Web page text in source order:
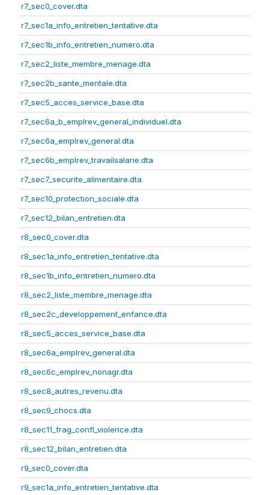
r7_sec0_cover.dta
r7_sec1a_info_entretien_tentative.dta
r7_sec1b_info_entretien_numero.dta
r7_sec2_liste_membre_menage.dta
r7_sec2b_sante_mentale.dta
r7_sec5_acces_service_base.dta
r7_sec6a_b_emplrev_general_individuel.dta
r7_sec6a_emplrev_general.dta
r7_sec6b_emplrev_travailsalarie.dta
r7_sec7_securite_alimentaire.dta
r7_sec10_protection_sociale.dta
r7_sec12_bilan_entretien.dta
r8_sec0_cover.dta
r8_sec1a_info_entretien_tentative.dta
r8_sec1b_info_entretien_numero.dta
r8_sec2_liste_membre_menage.dta
r8_sec2c_developpement_enfance.dta
r8_sec5_acces_service_base.dta
r8_sec6a_emplrev_general.dta
r8_sec6c_emplrev_nonagr.dta
r8_sec8_autres_revenu.dta
r8_sec9_chocs.dta
r8_sec11_frag_confl_violence.dta
r8_sec12_bilan_entretien.dta
r9_sec0_cover.dta
r9_sec1a_info_entretien_tentative.dta